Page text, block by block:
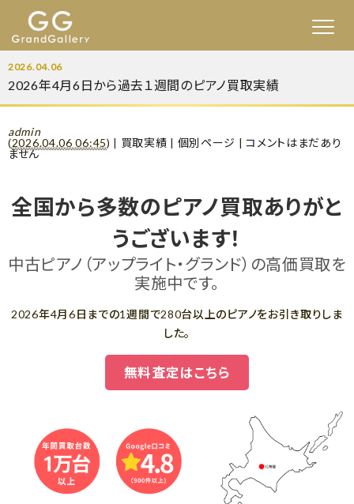
2026.04.06
2026年4月6日から過去１週間のピアノ買取実績
admin
(2026.04.06 06:45) | 買取実績 | 個別ページ |コメントはまだあり
ません
全国から多数のピアノ買取ありがと
うございます！
中古ピアノ（アップライト・グランド）の高価買取を
実施中です。
2026年4月6日までの1週間で280台以上のピアノをお引き取りしま
した。
無料査定はこちら